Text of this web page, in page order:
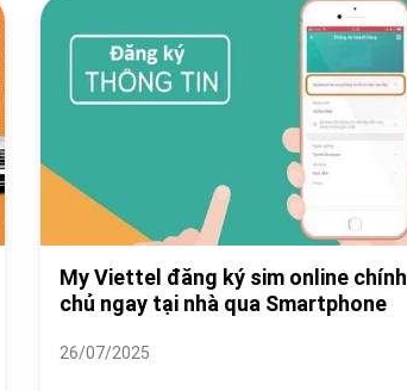
My Viettel đăng ký sim online chính
chủ ngay tại nhà qua Smartphone
26/07/2025